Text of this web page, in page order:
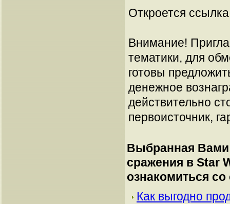
Откроется
Внимание!
тематики, для
готовы
денежное
действительно
первоисточник,
Выбранная Вами
сражения в Star
ознакомиться
Как выгодно